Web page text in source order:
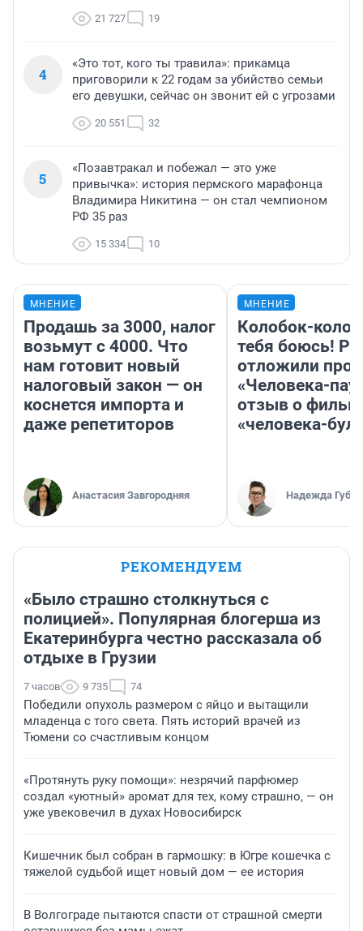
21 727 19
4
«Это тот, кого ты травила»: прикамца
приговорили к 22 годам за убийство семьи
его девушки, сейчас он звонит ей с угрозами
20 551 32
5
«Позавтракал и побежал — это уже
привычка»: история пермского марафонца
Владимира Никитина — он стал чемпионом
РФ 35 раз
15 334 10
МНЕНИЕ
Продашь за 3000, налог
возьмут с 4000. Что
нам готовит новый
налоговый закон — он
коснется импорта и
даже репетиторов
Анастасия Завгородняя
МНЕНИЕ
Колобок-
тебя боюсь!
отложили
«Человека-
отзыв о
«человека-
Надежда
РЕКОМЕНДУЕМ
«Было страшно столкнуться с
полицией». Популярная блогерша из
Екатеринбурга честно рассказала об
отдыхе в Грузии
7 часов 9 735 74
Победили опухоль размером с яйцо и вытащили
младенца с того света. Пять историй врачей из
Тюмени со счастливым концом
«Протянуть руку помощи»: незрячий парфюмер
создал «уютный» аромат для тех, кому страшно, — он
уже увековечил в духах Новосибирск
Кишечник был собран в гармошку: в Югре кошечка с
тяжелой судьбой ищет новый дом — ее история
В Волгограде пытаются спасти от страшной смерти